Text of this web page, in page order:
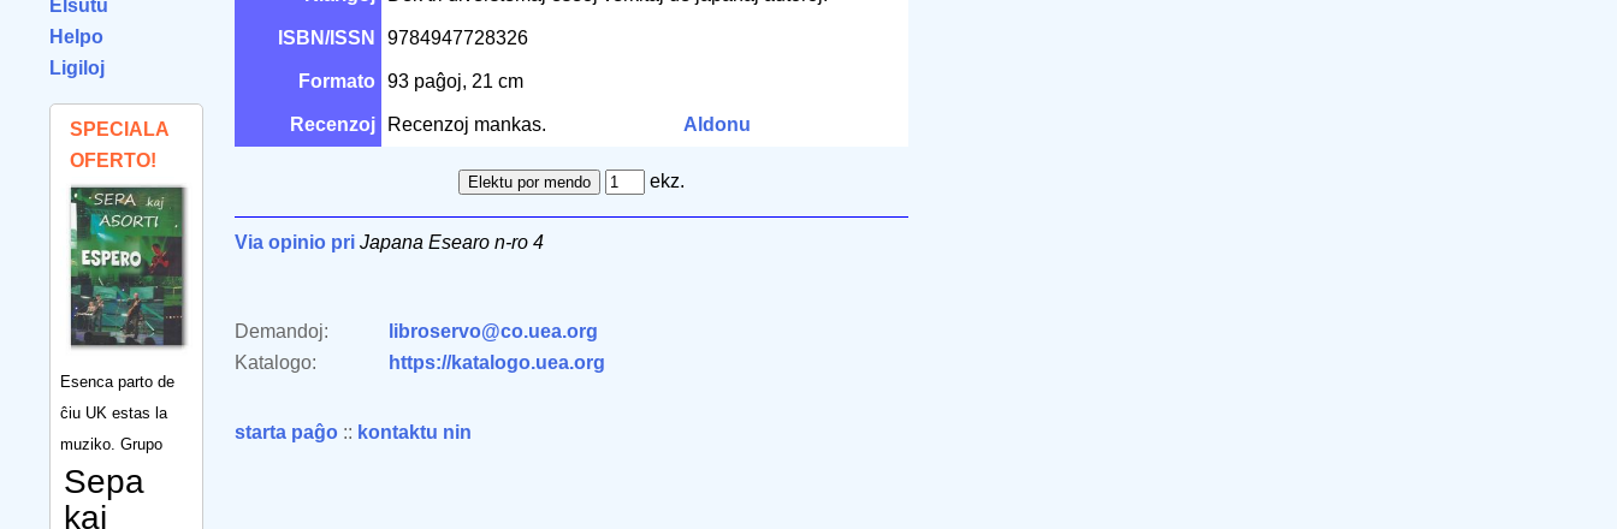
Elŝutu
Helpo
Ligiloj
SPECIALA
OFERTO!
Esenca parto de
ĉiu UK estas la
muziko. Grupo
Sepa
kaj
ISBN/ISSN 9784947728326
Formato 93 paĝoj, 21 cm
Recenzoj Recenzoj mankas. Aldonu
ekz.
Via opinio pri Japana Esearo n-ro 4
Demandoj:
libroservo@co.uea.org
Katalogo:
https://katalogo.uea.org
starta paĝo :: kontaktu nin